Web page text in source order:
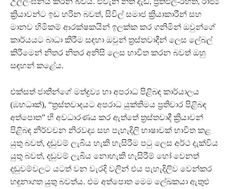
ක්‍රියාවන්ට ඉඩ හරින බවත්, සිවිල් සමාජ ක්‍රියාකාරීන් සහ
මානව හිමිකම් ආරක්ෂකයින් ඉලක්ක කර ගනිමින් ඔවුන්ගේ
කාර්යයට බාධා කිරීම සඳහා ඔවුන් ත්‍රස්තවාදීන් ලෙස ලේබල්
කිරීමෙන් නිතර නිතර අනිසි ලෙස භාවිත කරන බවත් ඔහු
සඳහන් කළේය.
එක්සත් ජාතීන්ගේ මත්ද්‍රව්‍ය හා අපරාධ පිළිබඳ කාර්යාලය
(ඹභධෘක්‍), “ත්‍රස්තවාදයට අපරාධ යුක්තිමය ප්‍රතිචාර පිළිබඳ
අත්පොත” හි අවධාරණය කර ඇත්තේ ත්‍රස්තවාදී ක්‍රියාවන්
පිළිබඳ නිර්වචන නිරවද්‍ය සහ පැහැදිලි භාෂාවක් භාවිත කළ
යුතු බවත්, දඬුවම් ලැබිය හැකි හැසිරීම පටු ලෙස අර්ථ දැක්විය
යුතු බවත්, දඬුවම් ලැබිය නොහැකි හැසිරීම් හෝ වෙනත්
දඬුවම්වලට යටත් වන වැරදි වලින් එය පැහැදිලිව වෙන්කර
හඳුනාගත යුතු බවත්ය. එම අත්පොත මෙම ලේඛකයා ඇතුළු